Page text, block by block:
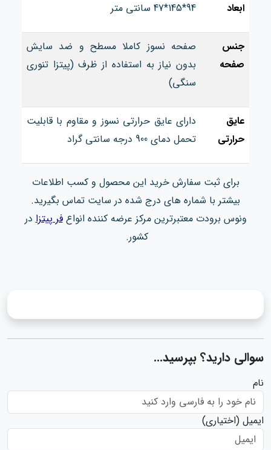
ابعاد 94*145*47 سانتی متر
جنس
صفحه
صفحه نسوز کاملا مسطح و ضد سایش
بدون نیاز به استفاده از ظرف (پیتزا تنوری
سنگی)
عایق
حرارتی
دارای عایق حرارتی نسوز و مقاوم با قابلیت
تحمل دمای 900 درجه سانتی گراد
برای ثبت سفارش خرید این محصول و کسب اطلاعات
بیشتر با شماره های درج شده در سایت تماس بگیرید.
ونوس برودت معتبرترین مرکز عرضه کننده انواعفر پیتزادر
کشور.
سوالی دارید؟ بپرسید...
نام
ایمیل (اختیاری)